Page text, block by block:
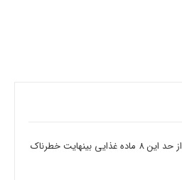
مصرف بیش از حد این 8 ماده غذایی بینهایت خطرناک